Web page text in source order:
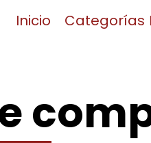
Inicio Categorías